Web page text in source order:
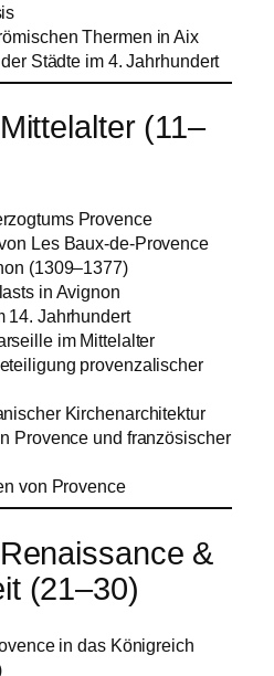
Thermen in Aix
Städte im 4. Jahrhundert
(11–
Provence
Les Baux-de-Provence
(1309–1377)
in Avignon
14. Jahrhundert
im Mittelalter
provenzalischer
Kirchenarchitektur
Provence und französischer
von Provence
&
(21–30)
in das Königreich